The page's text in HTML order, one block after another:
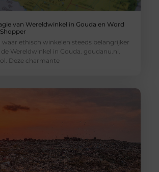
van Wereldwinkel in Gouda en Word
waar ethisch winkelen steeds belangrijker
Wereldwinkel in Gouda. goudanu.nl.
Deze charmante